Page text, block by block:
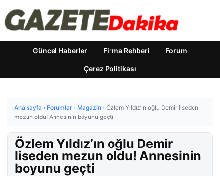
Güncel Haberler Firma Rehberi Forum
Çerez Politikası
Ana sayfa › Forumlar › Magazin › Özlem Yıldız’ın oğlu Demir liseden
mezun oldu! Annesinin boyunu geçti
Özlem Yıldız’ın oğlu Demir
liseden mezun oldu! Annesinin
boyunu geçti